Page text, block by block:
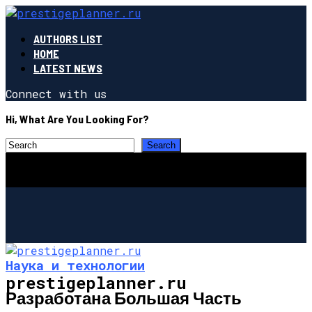
AUTHORS LIST
HOME
LATEST NEWS
Connect with us
Hi, What Are You Looking For?
prestigeplanner.ru
Наука и технологии
Разработана Большая Часть